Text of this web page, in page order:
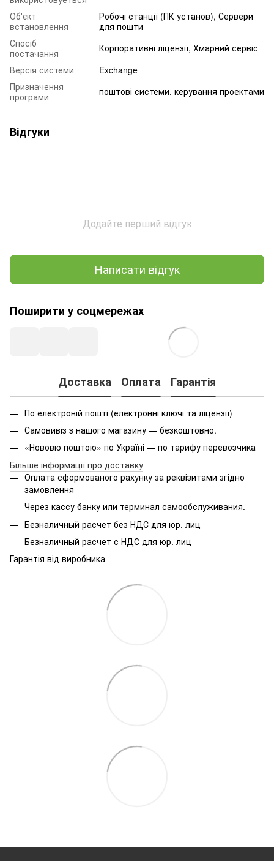
Об'єкт
встановлення
Робочі станції (ПК установ), Сервери
для пошти
Спосіб
постачання
Корпоративні ліцензії, Хмарний сервіс
Версія системи
Exchange
Призначення
програми
поштові системи, керування проектами
Відгуки
Додайте перший відгук
Написати відгук
Поширити у соцмережах
Доставка Оплата Гарантія
По електроній пошті (електронні ключі та ліцензії)
Самовивіз з нашого магазину — безкоштовно.
«Нововю поштою» по Україні — по тарифу перевозчика
Більше інформації про доставку
Оплата сформованого рахунку за реквізитами згідно
замовлення
Через кассу банку или терминал самообслуживания.
Безналичный расчет без НДС для юр. лиц
Безналичный расчет с НДС для юр. лиц
Гарантія від виробника